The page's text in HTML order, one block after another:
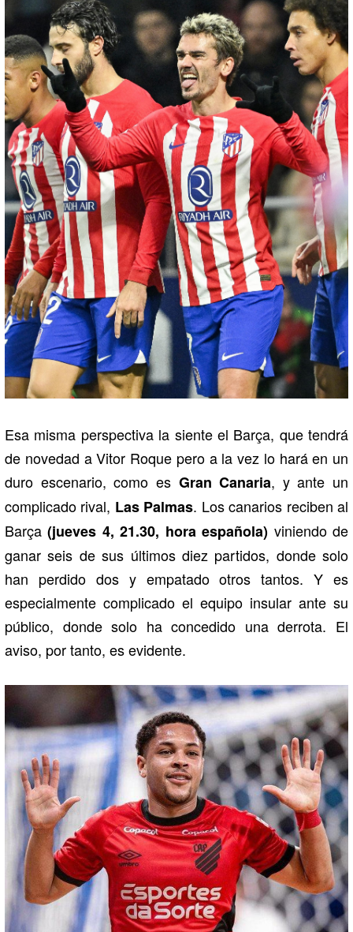
Esa misma perspectiva la siente el Barça, que tendrá
de novedad a Vitor Roque pero a la vez lo hará en un
duro escenario, como es Gran Canaria, y ante un
complicado rival, Las Palmas. Los canarios reciben al
Barça(jueves 4, 21.30, hora española) viniendo de
ganar seis de sus últimos diez partidos, donde solo
han perdido dos y empatado otros tantos. Y es
especialmente complicado el equipo insular ante su
público, donde solo ha concedido una derrota. El
aviso, por tanto, es evidente.